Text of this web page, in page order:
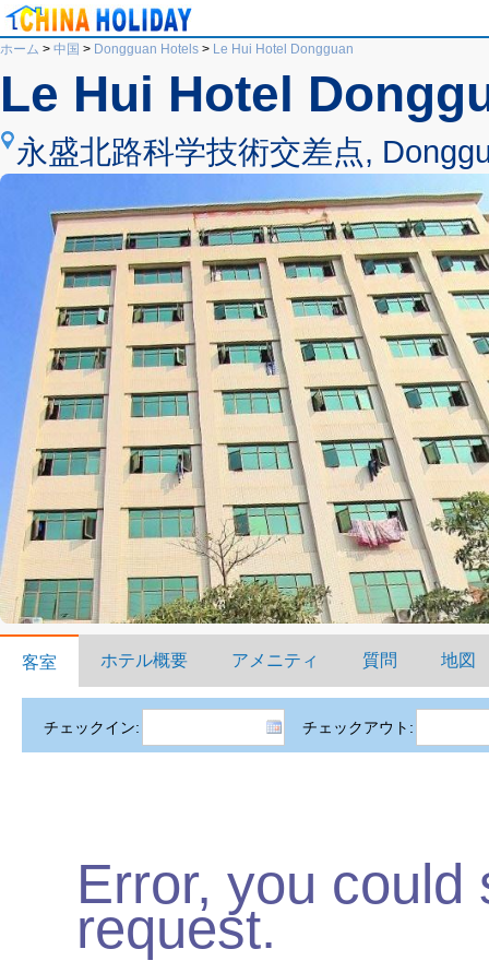
ホーム > 中国 > Dongguan Hotels > Le Hui Hotel Dongguan
Le Hui Hotel
永盛北路科学技術交差点,
客室 ホテル概要 アメニティ 質問 地図
チェックイン: チェックアウト:
Error, you could
request.